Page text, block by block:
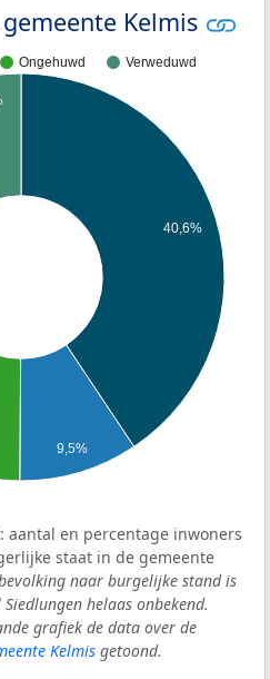
Kelmis
Ongehuwd Verweduwd
40,6%
9,5%
aantal en percentage inwoners
staat in de gemeente
naar burgelijke stand is
helaas onbekend.
grafiek de data over de
Kelmis getoond.